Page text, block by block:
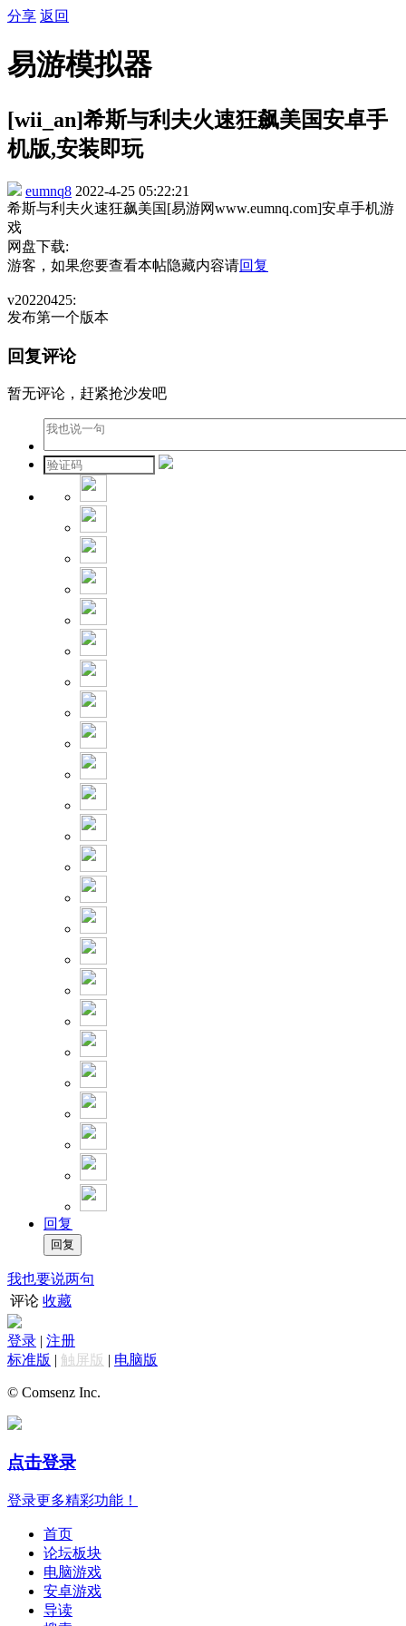
分享 返回
易游模拟器
[wii_an]希斯与利夫火速狂飙美国安卓手
机版,安装即玩
eumnq8 2022-4-25 05:22:21
希斯与利夫火速狂飙美国[易游网www.eumnq.com]安卓手机游
戏
网盘下载:
游客，如果您要查看本帖隐藏内容请回复
v20220425:
发布第一个版本
回复评论
暂无评论，赶紧抢沙发吧
回复
我也要说两句
评论 收藏
登录 | 注册
标准版 | 触屏版 | 电脑版
© Comsenz Inc.
点击登录
登录更多精彩功能！
首页
论坛板块
电脑游戏
安卓游戏
导读